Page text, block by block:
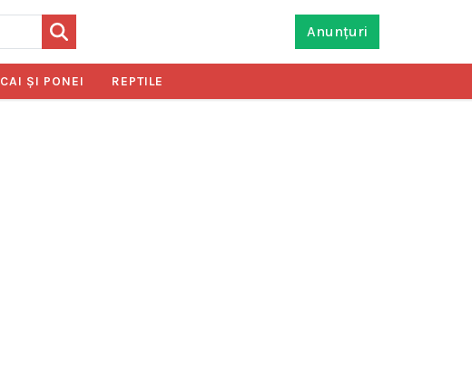
Anunțuri
CAI ŞI PONEI REPTILE